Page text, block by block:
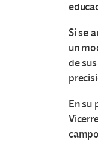
Si se
un
de
En su